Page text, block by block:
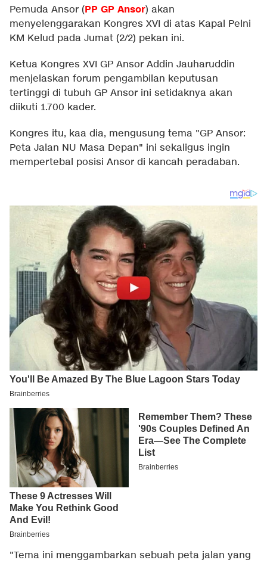
Pemuda Ansor (PP GP Ansor) akan
menyelenggarakan Kongres XVI di atas Kapal Pelni
KM Kelud pada Jumat (2/2) pekan ini.
Ketua Kongres XVI GP Ansor Addin Jauharuddin
menjelaskan forum pengambilan keputusan
tertinggi di tubuh GP Ansor ini setidaknya akan
diikuti 1.700 kader.
Kongres itu, kaa dia, mengusung tema "GP Ansor:
Peta Jalan NU Masa Depan" ini sekaligus ingin
mempertebal posisi Ansor di kancah peradaban.
"Tema ini menggambarkan sebuah peta jalan yang